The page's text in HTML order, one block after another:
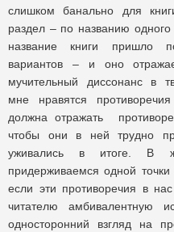
слишком банально для
раздел – по названию
название книги пришло
вариантов – и оно
мучительный диссонанс в
мне нравятся
должна отражать
чтобы они в ней трудно
уживались в итоге. В
придерживаемся одной
если эти противоречия в
читателю амбивалентную
односторонний взгляд на